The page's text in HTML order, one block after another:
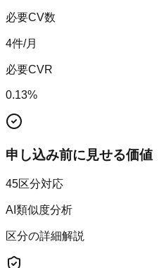
必要CV数
4件/月
必要CVR
0.13%
申し込み前に見せる価値
45区分対応
AI類似度分析
区分の詳細解説